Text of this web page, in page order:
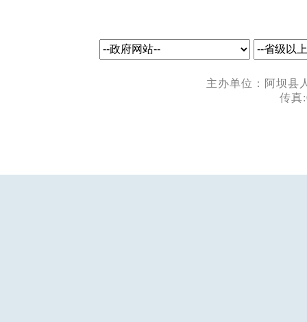
主办单位：阿坝县
传真